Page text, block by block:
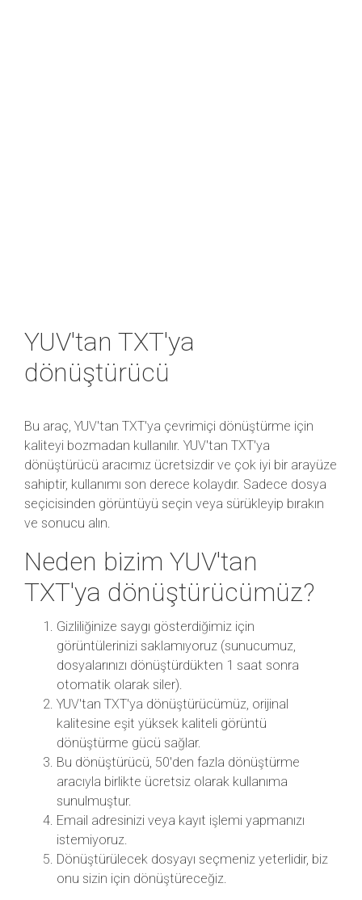
YUV'tan TXT'ya
dönüştürücü
Bu araç, YUV'tan TXT'ya çevrimiçi dönüştürme için
kaliteyi bozmadan kullanılır. YUV'tan TXT'ya
dönüştürücü aracımız ücretsizdir ve çok iyi bir arayüze
sahiptir, kullanımı son derece kolaydır. Sadece dosya
seçicisinden görüntüyü seçin veya sürükleyip bırakın
ve sonucu alın.
Neden bizim YUV'tan
TXT'ya dönüştürücümüz?
Gizliliğinize saygı gösterdiğimiz için
görüntülerinizi saklamıyoruz (sunucumuz,
dosyalarınızı dönüştürdükten 1 saat sonra
otomatik olarak siler).
YUV'tan TXT'ya dönüştürücümüz, orijinal
kalitesine eşit yüksek kaliteli görüntü
dönüştürme gücü sağlar.
Bu dönüştürücü, 50'den fazla dönüştürme
aracıyla birlikte ücretsiz olarak kullanıma
sunulmuştur.
Email adresinizi veya kayıt işlemi yapmanızı
istemiyoruz.
Dönüştürülecek dosyayı seçmeniz yeterlidir, biz
onu sizin için dönüştüreceğiz.